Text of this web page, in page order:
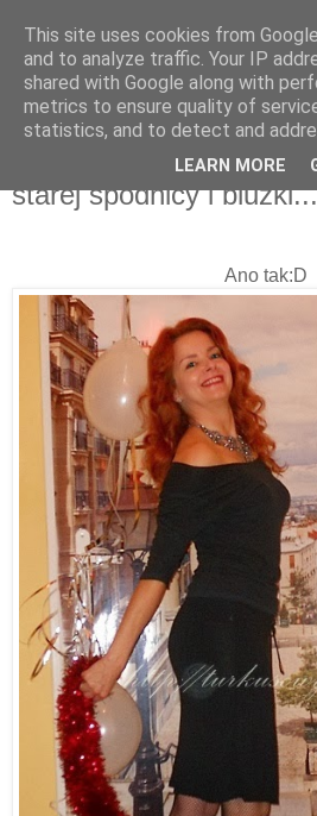
02 stycznia 2014
Jak stworzyć
starej spódnicy i bluzki...
Ano tak:D
This site uses cookies from
and to analyze traffic. Your IP
shared with Google along with
metrics to ensure quality of
statistics, and to detect and
LEARN MORE